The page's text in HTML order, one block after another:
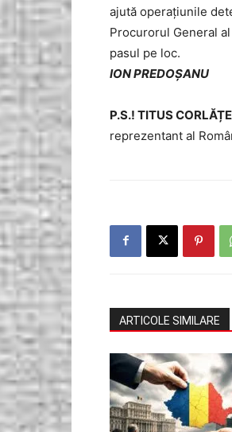
ajută operațiunile
Procurorul General
pasul pe loc.
ION PREDOȘANU
P.S.! TITUS
reprezentant al
ARTICOLE SIMILARE